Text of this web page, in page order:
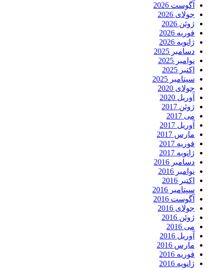
آگوست 2026
جولای 2026
ژوئن 2026
فوریه 2026
ژانویه 2026
دسامبر 2025
نوامبر 2025
اکتبر 2025
سپتامبر 2025
جولای 2020
آوریل 2020
ژوئن 2017
می 2017
آوریل 2017
مارس 2017
فوریه 2017
ژانویه 2017
دسامبر 2016
نوامبر 2016
اکتبر 2016
سپتامبر 2016
آگوست 2016
جولای 2016
ژوئن 2016
می 2016
آوریل 2016
مارس 2016
فوریه 2016
ژانویه 2016